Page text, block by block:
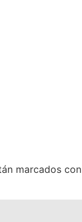
marcados con